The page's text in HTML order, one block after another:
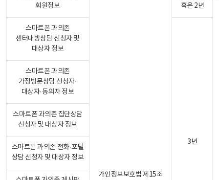
회원정보
개인정보보호법 제15조
혹은 2년
스마트폰 과의존
센터내방상담 신청자 및
대상자 정보
3년
스마트폰 과의존
가정방문상담 신청자·
대상자·동의자 정보
스마트폰 과의존 집단상담
신청자 및 대상자 정보
스마트폰 과의존 전화·포털
상담 신청자 및 대상자 정보